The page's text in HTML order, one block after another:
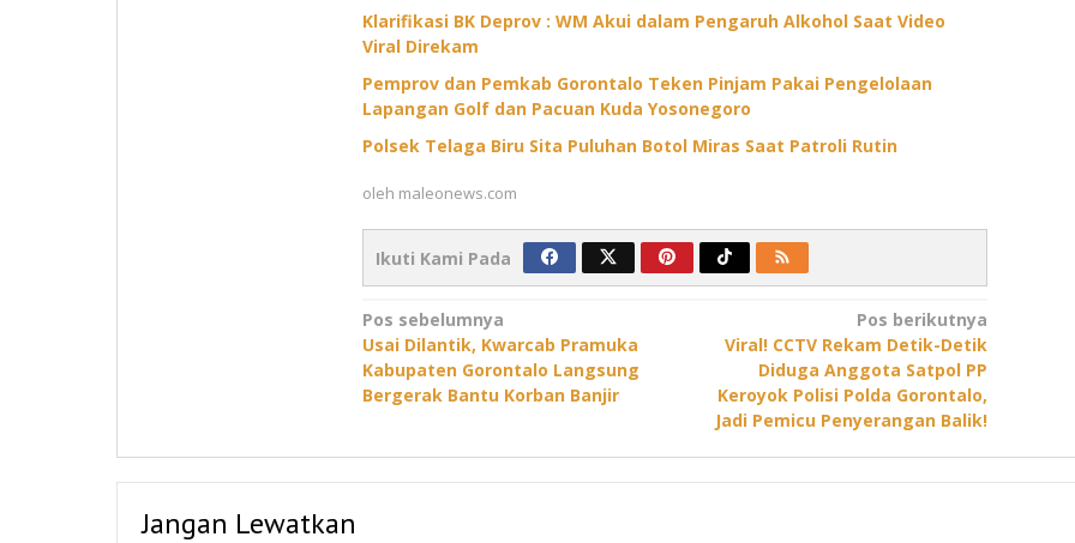
Klarifikasi BK Deprov : WM Akui dalam Pengaruh Alkohol Saat Video
Viral Direkam
Pemprov dan Pemkab Gorontalo Teken Pinjam Pakai Pengelolaan
Lapangan Golf dan Pacuan Kuda Yosonegoro
Polsek Telaga Biru Sita Puluhan Botol Miras Saat Patroli Rutin
oleh maleonews.com
Ikuti Kami Pada
Navigasi
pos
Pos sebelumnya
Usai Dilantik, Kwarcab Pramuka
Kabupaten Gorontalo Langsung
Bergerak Bantu Korban Banjir
Pos berikutnya
Viral! CCTV Rekam Detik-Detik
Diduga Anggota Satpol PP
Keroyok Polisi Polda Gorontalo,
Jadi Pemicu Penyerangan Balik!
Jangan Lewatkan